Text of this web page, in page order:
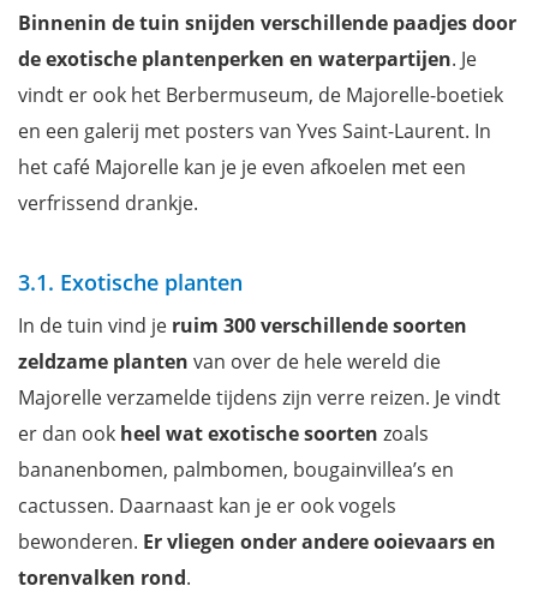
Binnenin de tuin snijden verschillende paadjes door
de exotische plantenperken en waterpartijen. Je
vindt er ook het Berbermuseum, de Majorelle-boetiek
en een galerij met posters van Yves Saint-Laurent. In
het café Majorelle kan je je even afkoelen met een
verfrissend drankje.
3.1. Exotische planten
In de tuin vind je ruim 300 verschillende soorten
zeldzame planten van over de hele wereld die
Majorelle verzamelde tijdens zijn verre reizen. Je vindt
er dan ook heel wat exotische soorten zoals
bananenbomen, palmbomen, bougainvillea’s en
cactussen. Daarnaast kan je er ook vogels
bewonderen. Er vliegen onder andere ooievaars en
torenvalken rond.